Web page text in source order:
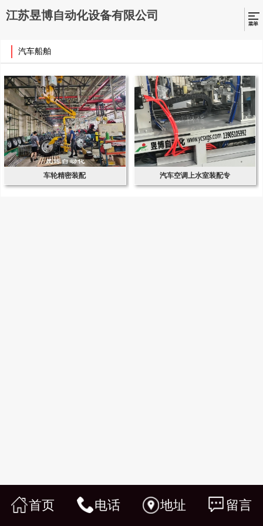
江苏昱博自动化设备有限公司
汽车船舶
车轮精密装配 汽车空调上水室装配专
首页 电话 地址 留言